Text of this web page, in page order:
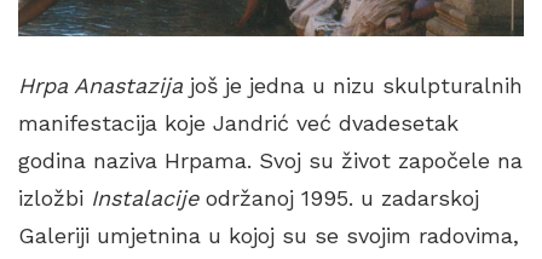
Hrpa Anastazija još je jedna u nizu skulpturalnih
manifestacija koje Jandrić već dvadesetak
godina naziva Hrpama. Svoj su život započele na
izložbi Instalacijeodržanoj 1995. u zadarskoj
Galeriji umjetnina u kojoj su se svojim radovima,